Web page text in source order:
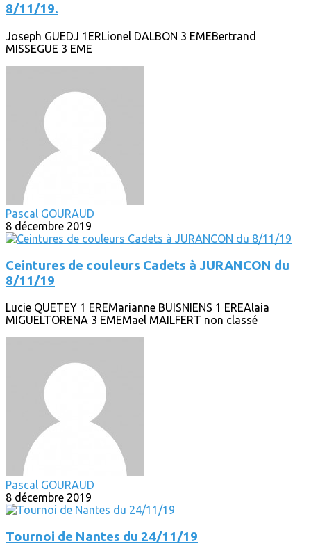
8/11/19.
Joseph GUEDJ 1ERLionel DALBON 3 EMEBertrand
MISSEGUE 3 EME
Pascal GOURAUD
8 décembre 2019
Ceintures de couleurs Cadets à JURANCON du
8/11/19
Lucie QUETEY 1 EREMarianne BUISNIENS 1 EREAlaia
MIGUELTORENA 3 EMEMael MAILFERT non classé
Pascal GOURAUD
8 décembre 2019
Tournoi de Nantes du 24/11/19